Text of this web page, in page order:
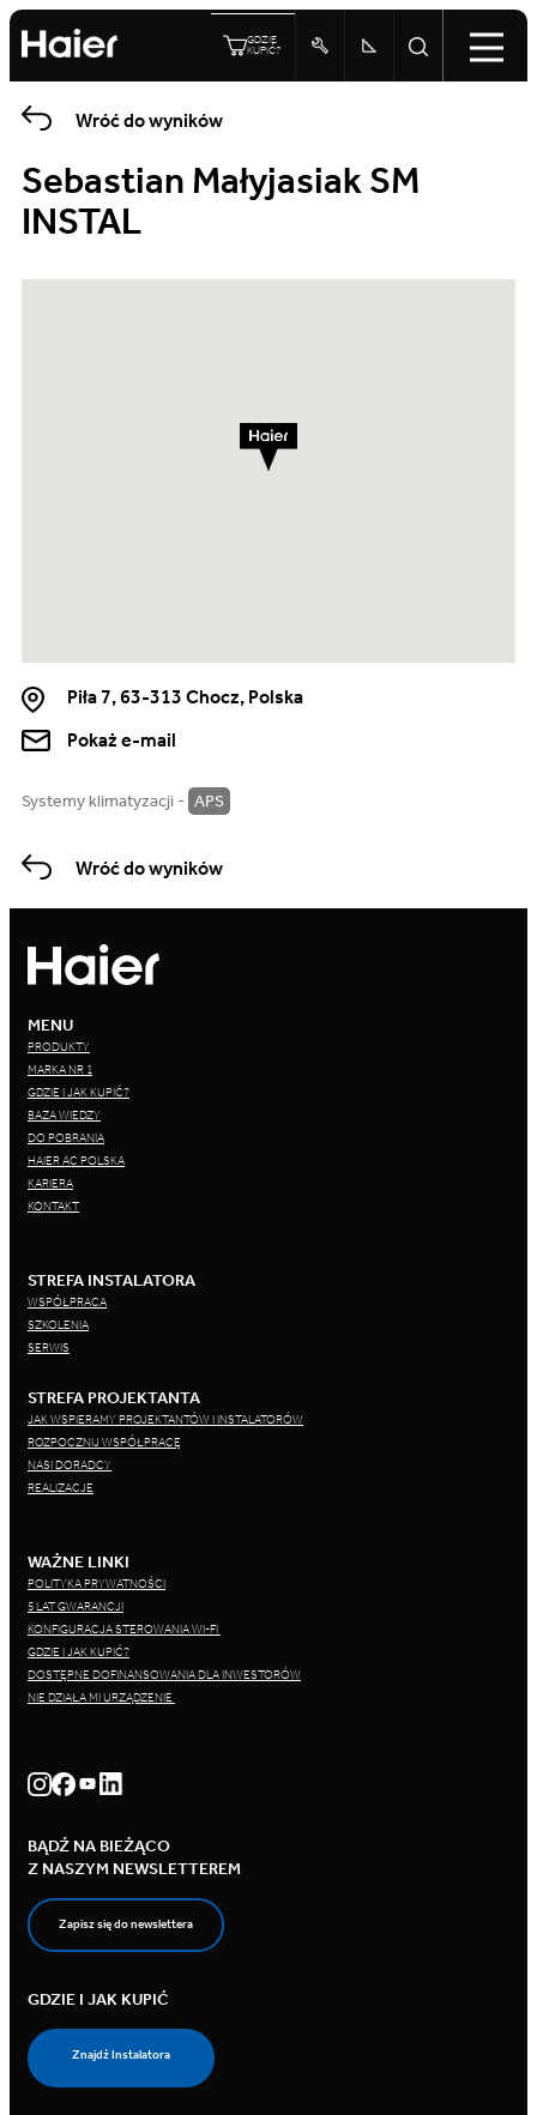
GDZIE
KUPIĆ?
Wróć do wyników
Sebastian Małyjasiak SM
INSTAL
Piła 7, 63-313 Chocz, Polska
Pokaż e-mail
Systemy klimatyzacji - APS
Wróć do wyników
MENU
PRODUKTY
MARKA NR 1
GDZIE I JAK KUPIĆ?
BAZA WIEDZY
DO POBRANIA
HAIER AC POLSKA
KARIERA
KONTAKT
STREFA INSTALATORA
WSPÓŁPRACA
SZKOLENIA
SERWIS
STREFA PROJEKTANTA
JAK WSPIERAMY PROJEKTANTÓW I INSTALATORÓW
ROZPOCZNIJ WSPÓŁPRACĘ
NASI DORADCY
REALIZACJE
WAŻNE LINKI
POLITYKA PRYWATNOŚCI
5 LAT GWARANCJI
KONFIGURACJA STEROWANIA WI-FI
GDZIE I JAK KUPIĆ?
DOSTĘPNE DOFINANSOWANIA DLA INWESTORÓW
NIE DZIAŁA MI URZĄDZENIE
BĄDŹ NA BIEŻĄCO
Z NASZYM NEWSLETTEREM
Zapisz się do newslettera
GDZIE I JAK KUPIĆ
Znajdź Instalatora